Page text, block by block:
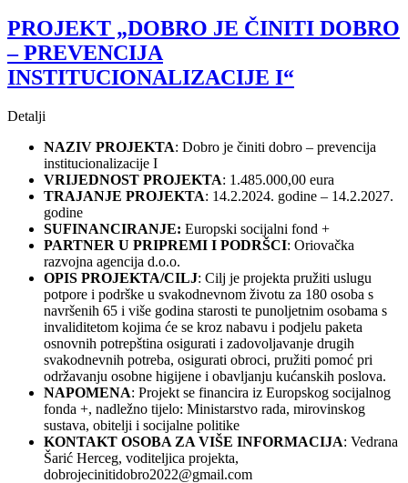
PROJEKT „DOBRO JE ČINITI DOBRO
– PREVENCIJA
INSTITUCIONALIZACIJE I“
Detalji
NAZIV PROJEKTA: Dobro je činiti dobro – prevencija
institucionalizacije I
VRIJEDNOST PROJEKTA: 1.485.000,00 eura
TRAJANJE PROJEKTA: 14.2.2024. godine – 14.2.2027.
godine
SUFINANCIRANJE: Europski socijalni fond +
PARTNER U PRIPREMI I PODRŠCI: Oriovačka
razvojna agencija d.o.o.
OPIS PROJEKTA/CILJ: Cilj je projekta pružiti uslugu
potpore i podrške u svakodnevnom životu za 180 osoba s
navršenih 65 i više godina starosti te punoljetnim osobama s
invaliditetom kojima će se kroz nabavu i podjelu paketa
osnovnih potrepština osigurati i zadovoljavanje drugih
svakodnevnih potreba, osigurati obroci, pružiti pomoć pri
održavanju osobne higijene i obavljanju kućanskih poslova.
NAPOMENA: Projekt se financira iz Europskog socijalnog
fonda +, nadležno tijelo: Ministarstvo rada, mirovinskog
sustava, obitelji i socijalne politike
KONTAKT OSOBA ZA VIŠE INFORMACIJA: Vedrana
Šarić Herceg, voditeljica projekta,
dobrojecinitidobro2022@gmail.com